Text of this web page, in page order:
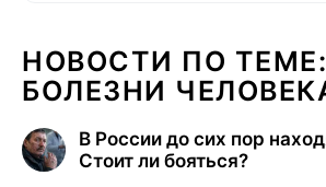
НОВОСТИ ПО ТЕМЕ:
БОЛЕЗНИ
В России до сих пор
Стоит ли бояться?